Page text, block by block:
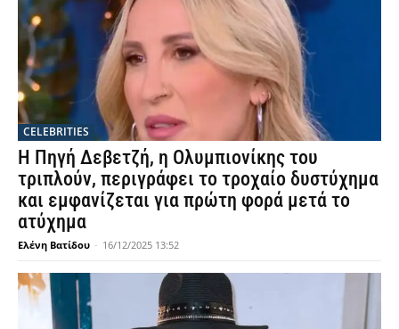
CELEBRITIES
Η Πηγή Δεβετζή, η Ολυμπιονίκης του
τριπλούν, περιγράφει το τροχαίο δυστύχημα
και εμφανίζεται για πρώτη φορά μετά το
ατύχημα
Ελένη Βατίδου - 16/12/2025 13:52